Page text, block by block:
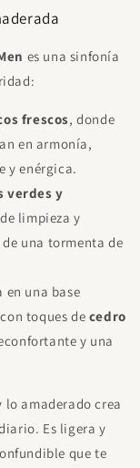
es una sinfonía
frescos, donde
en armonía,
y enérgica.
verdes y
limpieza y
una tormenta de
en una base
toques de cedro
y una
amaderado crea
Es ligera y
que te